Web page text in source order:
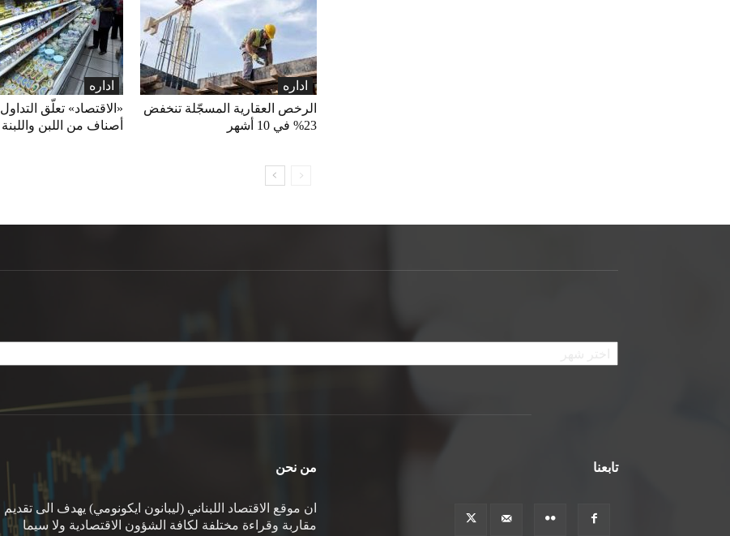
اداره
أصناف من اللبن واللبنة
اداره
الرخص العقارية المسجّلة تنخفض
23% في 10 أشهر
الأرشيف
من نحن
ان موقع الاقتصاد اللبناني (ليبانون ايكونومي) يهدف الى تقديم
مقاربة وقراءة مختلفة لكافة الشؤون الاقتصادية ولا سيما
تابعنا